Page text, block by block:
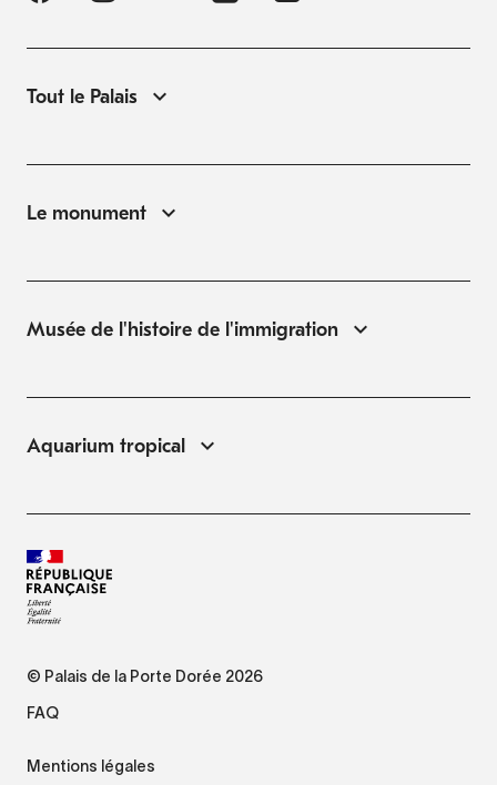
Tout le Palais
Le monument
Musée de l'histoire de l'immigration
Aquarium tropical
© Palais de la Porte Dorée 2026
FAQ
Mentions légales